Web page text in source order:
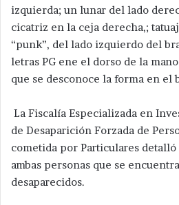
izquierda; un lunar del lado
cicatriz en la ceja derecha,;
“punk”, del lado izquierdo del
letras PG ene el dorso de la
que se desconoce la forma en el
La Fiscalía Especializada en
de Desaparición Forzada de
cometida por Particulares
ambas personas que se
desaparecidos.